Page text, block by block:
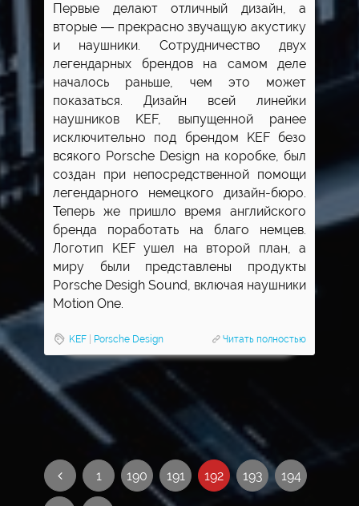
Первые делают отличный дизайн, а
вторые — прекрасно звучащую акустику
и наушники. Сотрудничество двух
легендарных брендов на самом деле
началось раньше, чем это может
показаться. Дизайн всей линейки
наушников KEF, выпущенной ранее
исключительно под брендом KEF безо
всякого Porsche Design на коробке, был
создан при непосредственной помощи
легендарного немецкого дизайн-бюро.
Теперь же пришло время английского
бренда поработать на благо немцев.
Логотип KEF ушел на второй план, а
миру были представлены продукты
Porsche Desigh Sound, включая наушники
Motion One.
KEF| Porsche Design Читать полностью
1 190 191 192 193 194